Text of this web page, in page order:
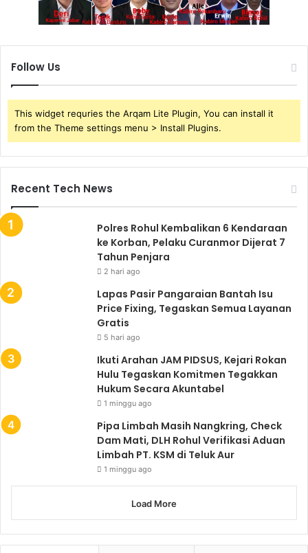
Follow Us
This widget requries the Arqam Lite Plugin, You can install it
from the Theme settings menu > Install Plugins.
Recent Tech News
Polres Rohul Kembalikan 6 Kendaraan
ke Korban, Pelaku Curanmor Dijerat 7
Tahun Penjara
2 hari ago
Lapas Pasir Pangaraian Bantah Isu
Price Fixing, Tegaskan Semua Layanan
Gratis
5 hari ago
Ikuti Arahan JAM PIDSUS, Kejari Rokan
Hulu Tegaskan Komitmen Tegakkan
Hukum Secara Akuntabel
1 minggu ago
Pipa Limbah Masih Nangkring, Check
Dam Mati, DLH Rohul Verifikasi Aduan
Limbah PT. KSM di Teluk Aur
1 minggu ago
Load More